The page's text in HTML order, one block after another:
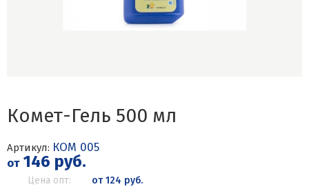
Комет-Гель 500 мл
Артикул: КОМ 005
от146 руб.
Цена опт:
от 124 руб.